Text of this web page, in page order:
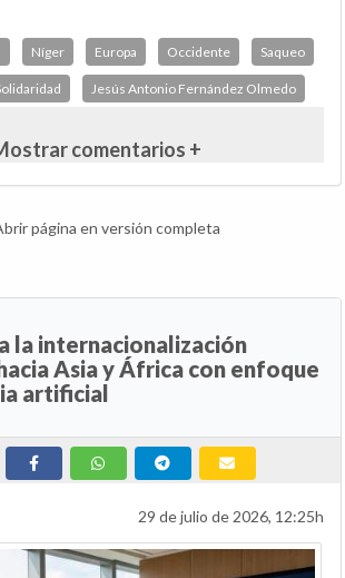
Níger Europa Occidente Saqueo
Jesús Antonio Fernández Olmedo
comentarios +
página en versión completa
la internacionalización
Asia y África con enfoque
artificial
29 de julio de 2026, 12:25h